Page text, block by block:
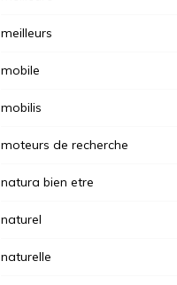
meilleurs
mobile
mobilis
moteurs de recherche
natura bien etre
naturel
naturelle